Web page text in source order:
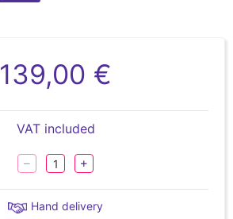
139,00 €
VAT included
Hand delivery